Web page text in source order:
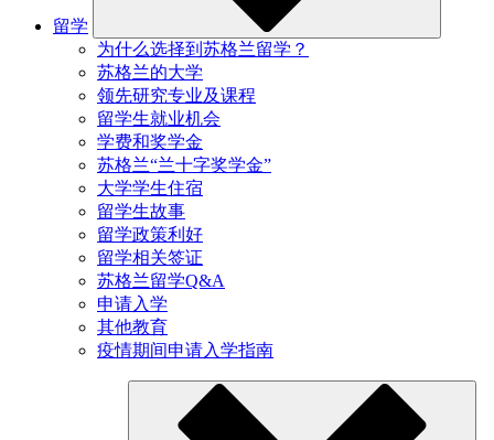
留学
为什么选择到苏格兰留学？
苏格兰的大学
领先研究专业及课程
留学生就业机会
学费和奖学金
苏格兰“兰十字奖学金”
大学学生住宿
留学生故事
留学政策利好
留学相关签证
苏格兰留学Q&A
申请入学
其他教育
疫情期间申请入学指南